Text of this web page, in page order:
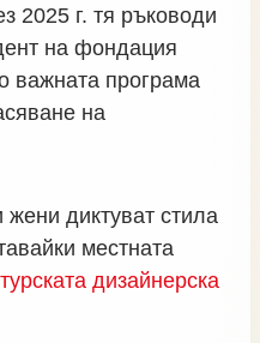
2025 г. тя ръководи
на фондация
важната програма
на
жени диктуват стила
местната
турската дизайнерска